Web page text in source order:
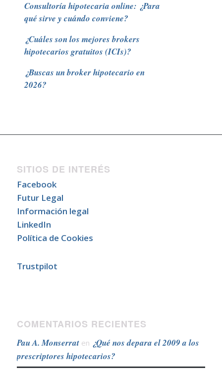
Consultoría hipotecaria online: ¿Para
qué sirve y cuándo conviene?
¿Cuáles son los mejores brokers
hipotecarios gratuitos (ICIs)?
¿Buscas un broker hipotecario en
2026?
SITIOS DE INTERÉS
Facebook
Futur Legal
Información legal
LinkedIn
Política de Cookies
Trustpilot
COMENTARIOS RECIENTES
Pau A. Monserraten ¿Qué nos depara el 2009 a los
prescriptores hipotecarios?